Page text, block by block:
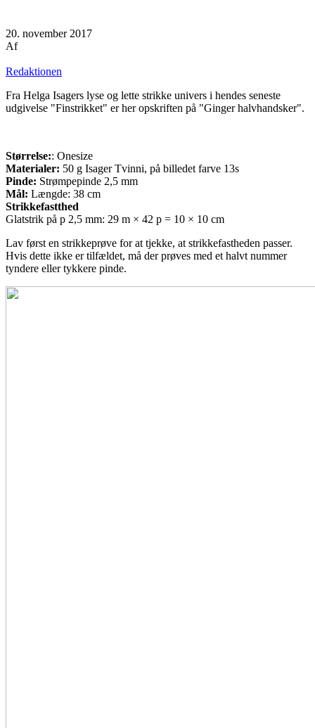
20. november 2017
Af
Redaktionen
Fra Helga Isagers lyse og lette strikke univers i hendes seneste
udgivelse "Finstrikket" er her opskriften på "Ginger halvhandsker".
Størrelse:: Onesize
Materialer: 50 g Isager Tvinni, på billedet farve 13s
Pinde: Strømpepinde 2,5 mm
Mål: Længde: 38 cm
Strikkefastthed
Glatstrik på p 2,5 mm: 29 m × 42 p = 10 × 10 cm
Lav først en strikkeprøve for at tjekke, at strikkefastheden passer.
Hvis dette ikke er tilfældet, må der prøves med et halvt nummer
tyndere eller tykkere pinde.